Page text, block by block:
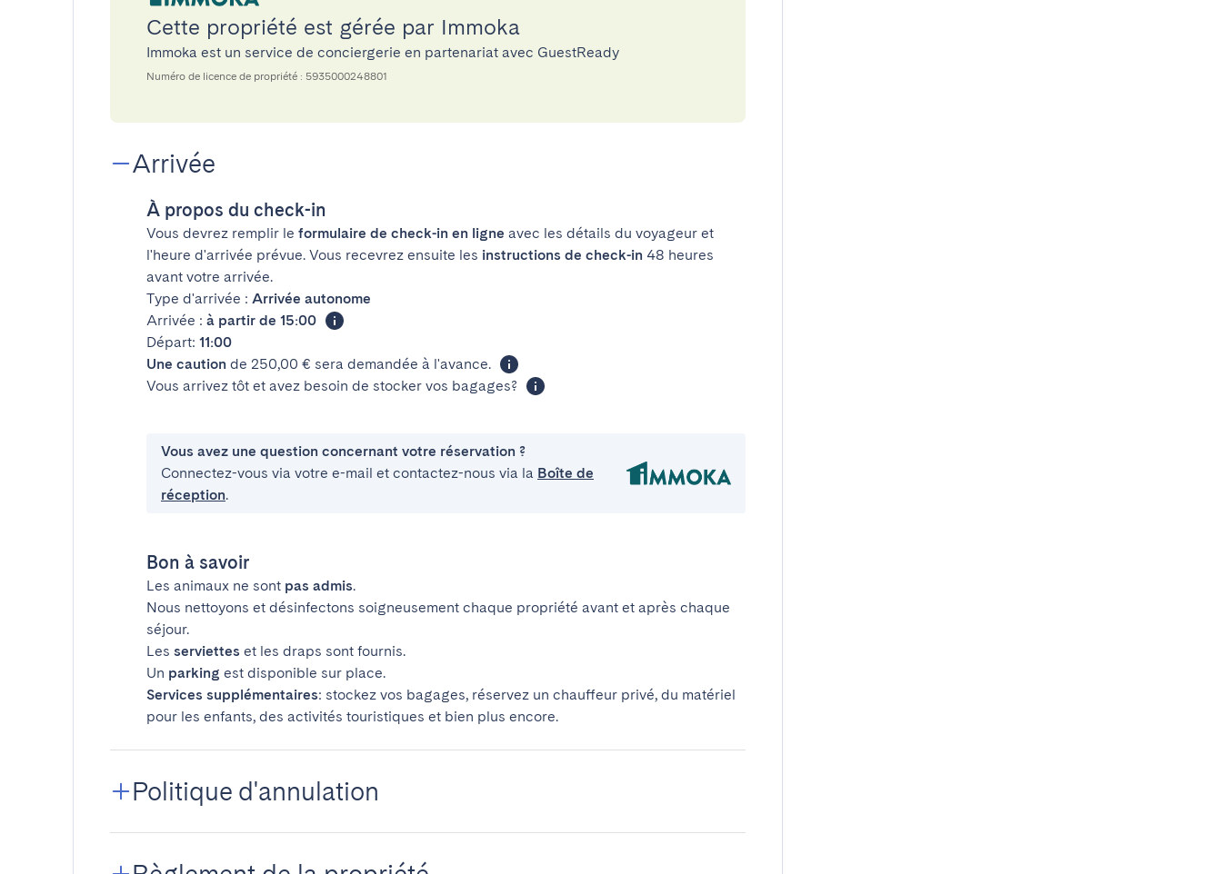
Cette propriété est gérée par Immoka
Immoka est un service de conciergerie en partenariat avec GuestReady
Numéro de licence de propriété : 5935000248801
Arrivée
À propos du check-in
Vous devrez remplir le formulaire de check-in en ligne avec les détails du voyageur et
l'heure d'arrivée prévue. Vous recevrez ensuite les instructions de check-in 48 heures
avant votre arrivée.
Type d'arrivée : Arrivée autonome
Arrivée : à partir de 15:00
Départ: 11:00
Une caution de 250,00 € sera demandée à l'avance.
Vous arrivez tôt et avez besoin de stocker vos bagages?
Vous avez une question concernant votre réservation ?
Connectez-vous via votre e-mail et contactez-nous via la Boîte de
réception.
Bon à savoir
Les animaux ne sont pas admis.
Nous nettoyons et désinfectons soigneusement chaque propriété avant et après chaque
séjour.
Les serviettes et les draps sont fournis.
Un parking est disponible sur place.
Services supplémentaires: stockez vos bagages, réservez un chauffeur privé, du matériel
pour les enfants, des activités touristiques et bien plus encore.
Politique d'annulation